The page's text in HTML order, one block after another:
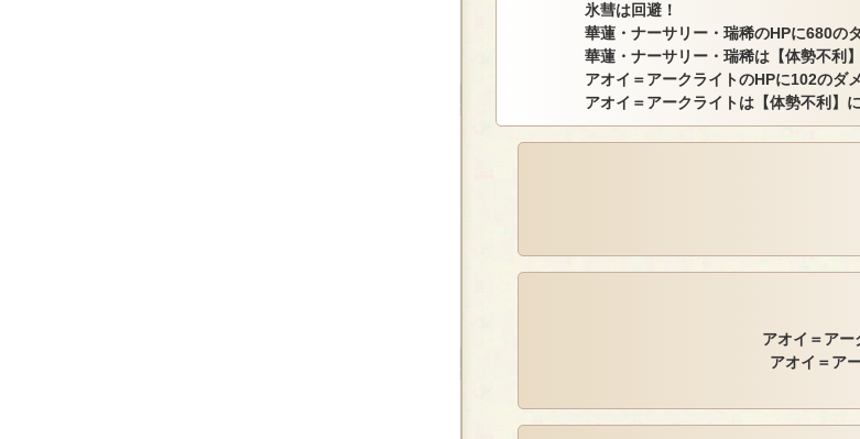
氷彗は回避！
華蓮・ナーサリー・瑞稀のHPに680の
華蓮・ナーサリー・瑞稀は【体勢不利
アオイ＝アークライトのHPに102のダ
アオイ＝アークライトは【体勢不利】
アオイ＝アー
アオイ＝ア